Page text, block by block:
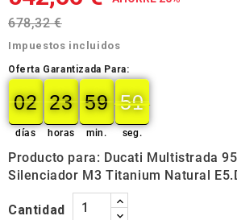
678,32 €
Impuestos incluidos
Oferta Garantizada Para:
02
02
00
días
23
23
00
horas
59
59
00
min.
50
49
50
seg.
Producto para: Ducati Multistrada
Silenciador M3 Titanium Natural
Cantidad